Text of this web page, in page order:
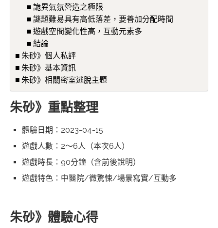
詭異氣氛營造之極限
謎題難易具有高低落差，要善加分配時間
遊戲空間變化性高，互動元素多
結論
朱砂》個人私評
朱砂》基本資訊
朱砂》相關密室逃脫主題
朱砂》重點整理
體驗日期：2023-04-15
遊戲人數：2～6人（本次6人）
遊戲時長：90分鐘（含前後說明）
遊戲特色：中醫院/微驚悚/場景寫實/互動多
朱砂》體驗心得